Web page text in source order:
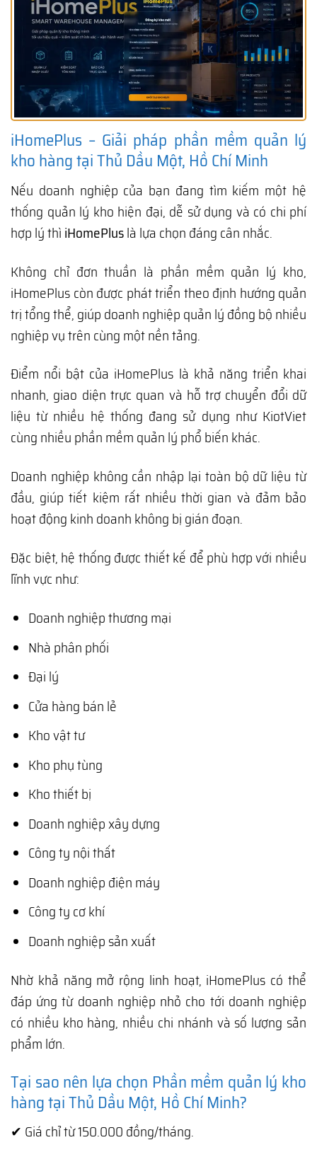
iHomePlus – Giải pháp phần mềm quản lý
kho hàng tại Thủ Dầu Một, Hồ Chí Minh
Nếu doanh nghiệp của bạn đang tìm kiếm một hệ
thống quản lý kho hiện đại, dễ sử dụng và có chi phí
hợp lý thì iHomePluslà lựa chọn đáng cân nhắc.
Không chỉ đơn thuần là phần mềm quản lý kho,
iHomePlus còn được phát triển theo định hướng quản
trị tổng thể, giúp doanh nghiệp quản lý đồng bộ nhiều
nghiệp vụ trên cùng một nền tảng.
Điểm nổi bật của iHomePlus là khả năng triển khai
nhanh, giao diện trực quan và hỗ trợ chuyển đổi dữ
liệu từ nhiều hệ thống đang sử dụng như KiotViet
cùng nhiều phần mềm quản lý phổ biến khác.
Doanh nghiệp không cần nhập lại toàn bộ dữ liệu từ
đầu, giúp tiết kiệm rất nhiều thời gian và đảm bảo
hoạt động kinh doanh không bị gián đoạn.
Đặc biệt, hệ thống được thiết kế để phù hợp với nhiều
lĩnh vực như:
Doanh nghiệp thương mại
Nhà phân phối
Đại lý
Cửa hàng bán lẻ
Kho vật tư
Kho phụ tùng
Kho thiết bị
Doanh nghiệp xây dựng
Công ty nội thất
Doanh nghiệp điện máy
Công ty cơ khí
Doanh nghiệp sản xuất
Nhờ khả năng mở rộng linh hoạt, iHomePlus có thể
đáp ứng từ doanh nghiệp nhỏ cho tới doanh nghiệp
có nhiều kho hàng, nhiều chi nhánh và số lượng sản
phẩm lớn.
Tại sao nên lựa chọn Phần mềm quản lý kho
hàng tại Thủ Dầu Một, Hồ Chí Minh?
✔ Giá chỉ từ 150.000 đồng/tháng.